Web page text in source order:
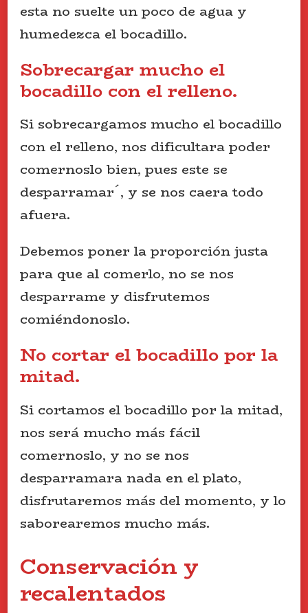
esta no suelte un poco de agua y
humedezca el bocadillo.
Sobrecargar mucho el
bocadillo con el relleno.
Si sobrecargamos mucho el bocadillo
con el relleno, nos dificultara poder
comernoslo bien, pues este se
desparramar´, y se nos caera todo
afuera.
Debemos poner la proporción justa
para que al comerlo, no se nos
desparrame y disfrutemos
comiéndonoslo.
No cortar el bocadillo por la
mitad.
Si cortamos el bocadillo por la mitad,
nos será mucho más fácil
comernoslo, y no se nos
desparramara nada en el plato,
disfrutaremos más del momento, y lo
saborearemos mucho más.
Conservación y
recalentados